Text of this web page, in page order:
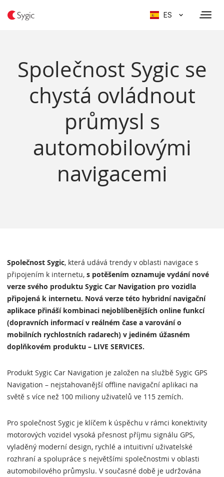
ES
Společnost Sygic se
chystá ovládnout
průmysl s
automobilovými
navigacemi
Společnost Sygic, která udává trendy v oblasti navigace s
připojením k internetu, s potěšením oznamuje vydání nové
verze svého produktu Sygic Car Navigation pro vozidla
připojená k internetu. Nová verze této hybridní navigační
aplikace přináší kombinaci nejoblíbenějších online funkcí
(dopravních informací v reálném čase a varování o
mobilních rychlostních radarech) v jediném úžasném
doplňkovém produktu – LIVE SERVICES.
Produkt Sygic Car Navigation je založen na službě Sygic GPS
Navigation – nejstahovanější offline navigační aplikaci na
světě s více než 100 miliony uživatelů ve 115 zemích.
Pro společnost Sygic je klíčem k úspěchu v rámci konektivity
motorových vozidel vysoká přesnost příjmu signálu GPS,
vyladěný moderní design, rychlé a intuitivní uživatelské
rozhraní a spolupráce s největšími společnostmi v oblasti
automobilového průmyslu. V současné době je udržována